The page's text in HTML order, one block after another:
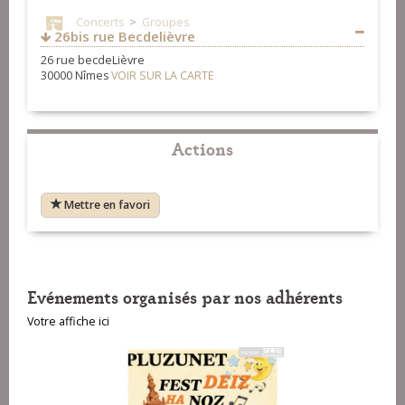
Concerts > Groupes
http://www.cercleceltiquegard.fr/
https://www.facebook.com/cercleceltiquegard
Fest-Noz et Fest-Deiz
Bagad & cercles celtiques>Cercles celtiques
http://www.terredesenfants.fr/blog/
https://www.facebook.com/TerreDesEnfantsGard
26bis rue Becdelièvre
26 rue becdeLièvre
30000 NîmesVOIR SUR LA CARTE
Actions
Mettre en favori
Evénements organisés par nos adhérents
Votre affiche ici